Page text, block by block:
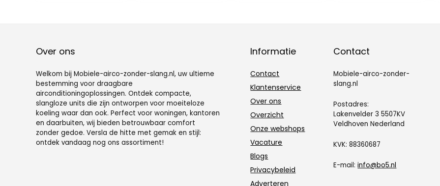
Over ons
Welkom bij Mobiele-airco-zonder-slang.nl, uw ultieme
bestemming voor draagbare
airconditioningoplossingen. Ontdek compacte,
slangloze units die zijn ontworpen voor moeiteloze
koeling waar dan ook. Perfect voor woningen, kantoren
en daarbuiten, wij bieden betrouwbaar comfort
zonder gedoe. Versla de hitte met gemak en stijl:
ontdek vandaag nog ons assortiment!
Informatie
Contact
Klantenservice
Over ons
Overzicht
Onze webshops
Vacature
Blogs
Privacybeleid
Adverteren
Contact
Mobiele-airco-zonder-
slang.nl
Postadres:
Lakenvelder 3 5507KV
Veldhoven Nederland
KVK: 88360687
E-mail:info@bo5.nl